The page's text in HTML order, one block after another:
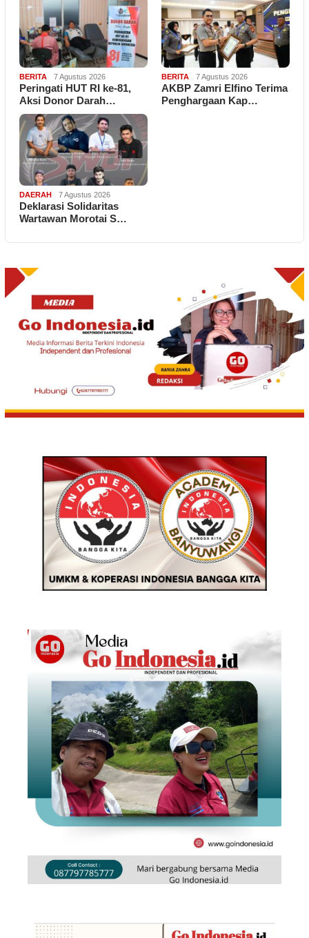
BERITA 7 Agustus 2026
Peringati HUT RI ke-81,
Aksi Donor Darah…
BERITA 7 Agustus 2026
AKBP Zamri Elfino Terima
Penghargaan Kap…
DAERAH 7 Agustus 2026
Deklarasi Solidaritas
Wartawan Morotai S…